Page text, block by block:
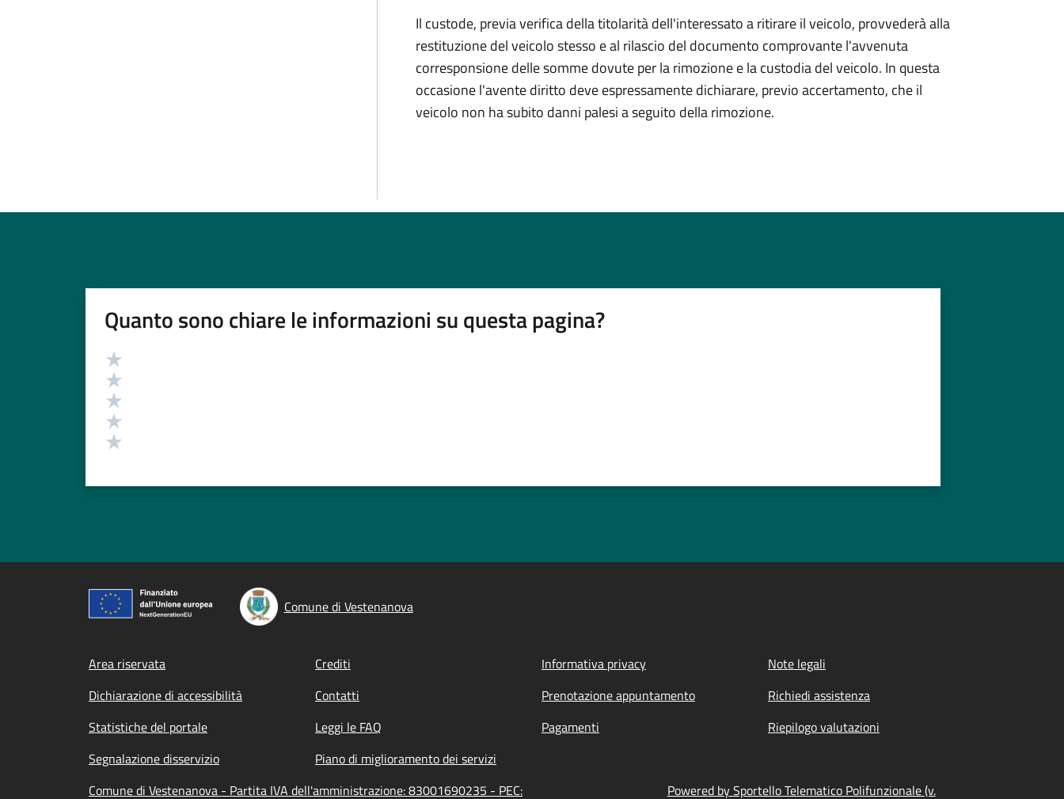
Il custode, previa verifica della titolarità dell'interessato a ritirare il veicolo, provvederà alla
restituzione del veicolo stesso e al rilascio del documento comprovante l'avvenuta
corresponsione delle somme dovute per la rimozione e la custodia del veicolo. In questa
occasione l'avente diritto deve espressamente dichiarare, previo accertamento, che il
veicolo non ha subito danni palesi a seguito della rimozione.
Quanto sono chiare le informazioni su questa pagina?
Valutazione
Comune di Vestenanova
Footer menu
Area riservata Crediti Informativa privacy
Note legali
Dichiarazione di accessibilità
Contatti Prenotazione appuntamento
Richiedi assistenza
Statistiche del portale
Leggi le FAQ Pagamenti
Riepilogo valutazioni
Segnalazione disservizio
Piano di miglioramento dei servizi
Comune di Vestenanova - Partita IVA dell'amministrazione: 83001690235 - PEC:
Powered by Sportello Telematico Polifunzionale (v.